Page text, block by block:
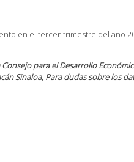
en el tercer trimestre del año
para el Desarrollo
Sinaloa, Para dudas sobre los